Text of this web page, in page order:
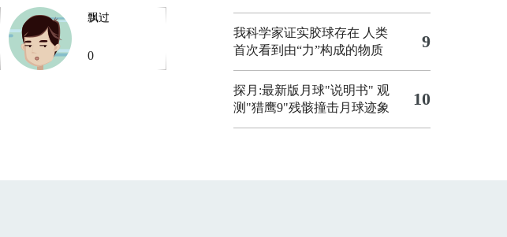
飘过
0
我科学家证实胶球存在 人类
首次看到由“力”构成的物质
9
探月:最新版月球"说明书" 观
测"猎鹰9"残骸撞击月球迹象
10